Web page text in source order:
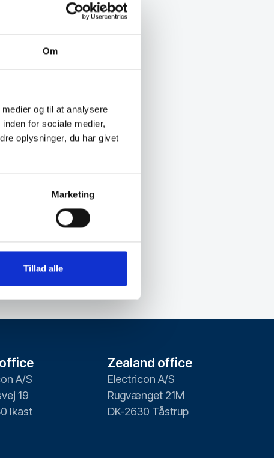
Om
og til at analysere
for sociale medier,
oplysninger, du har givet
Marketing
Tillad alle
A/S
19
Ikast
Zealand office
Electricon A/S
Rugvænget 21M
DK-2630 Tåstrup